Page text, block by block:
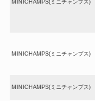
MINICHAMPS(ミニチャンプス)
MINICHAMPS(ミニチャンプス)
MINICHAMPS(ミニチャンプス)